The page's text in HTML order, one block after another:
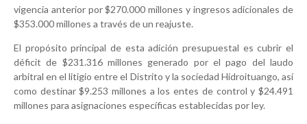
vigencia anterior por $270.000 millones y ingresos adicionales de
$353.000 millones a través de un reajuste.
El propósito principal de esta adición presupuestal es cubrir el
déficit de $231.316 millones generado por el pago del laudo
arbitral en el litigio entre el Distrito y la sociedad Hidroituango, así
como destinar $9.253 millones a los entes de control y $24.491
millones para asignaciones específicas establecidas por ley.